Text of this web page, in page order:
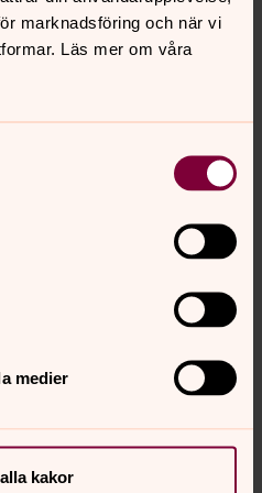
marknadsföring och när vi
Läs mer om våra
medier
kakor
förvaltningen och själv
egendom om detta
ledamöter med fyra
2022-2025
på sidans